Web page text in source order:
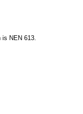
is NEN 613.